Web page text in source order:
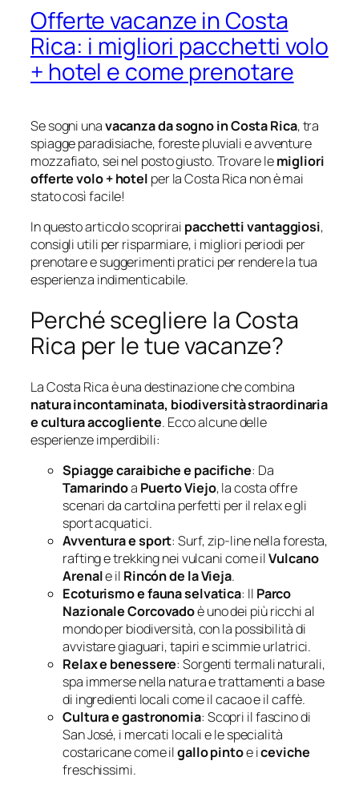
Offerte vacanze in Costa
Rica: i migliori pacchetti volo
+ hotel e come prenotare
Se sogni unavacanza da sogno in Costa Rica, tra
spiagge paradisiache, foreste pluviali e avventure
mozzafiato, sei nel posto giusto. Trovare lemigliori
offerte volo + hotel per la Costa Rica non è mai
stato così facile!
In questo articolo scoprirai pacchetti vantaggiosi,
consigli utili per risparmiare, i migliori periodi per
prenotare e suggerimenti pratici per rendere la tua
esperienza indimenticabile.
Perché scegliere la Costa
Rica per le tue vacanze?
La Costa Rica è una destinazione che combina
natura incontaminata, biodiversità straordinaria
e cultura accogliente. Ecco alcune delle
esperienze imperdibili:
Spiagge caraibiche e pacifiche: Da
Tamarindoa Puerto Viejo, la costa offre
scenari da cartolina perfetti per il relax e gli
sport acquatici.
Avventura e sport: Surf, zip-line nella foresta,
rafting e trekking nei vulcani come ilVulcano
Arenale il Rincón de la Vieja.
Ecoturismo e fauna selvatica: Il Parco
Nazionale Corcovadoè uno dei più ricchi al
mondo per biodiversità, con la possibilità di
avvistare giaguari, tapiri e scimmie urlatrici.
Relax e benessere: Sorgenti termali naturali,
spa immerse nella natura e trattamenti a base
di ingredienti locali come il cacao e il caffè.
Cultura e gastronomia: Scopri il fascino di
San José, i mercati locali e le specialità
costaricane come ilgallo pintoe iceviche
freschissimi.